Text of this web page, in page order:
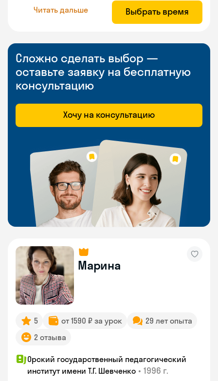
Читать дальше Выбрать время
Сложно сделать выбор —
оставьте заявку на бесплатную
консультацию
Хочу на консультацию
Марина
5 от 1590 ₽ за урок
29 лет опыта
2 отзыва
Орский государственный педагогический
институт имени Т.Г. Шевченко • 1996 г.